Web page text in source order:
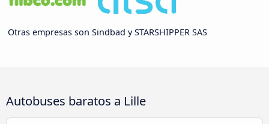
Otras empresas son Sindbad y STARSHIPPER SAS
Autobuses baratos a Lille